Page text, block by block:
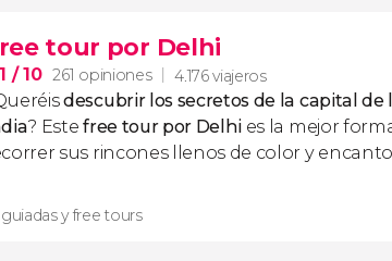
tour por Delhi
/ 10 261 opiniones 4.176 viajeros
descubrir los secretos de la capital de
? Estefree tour por Delhi es la mejor
sus rincones llenos de color y
y free tours